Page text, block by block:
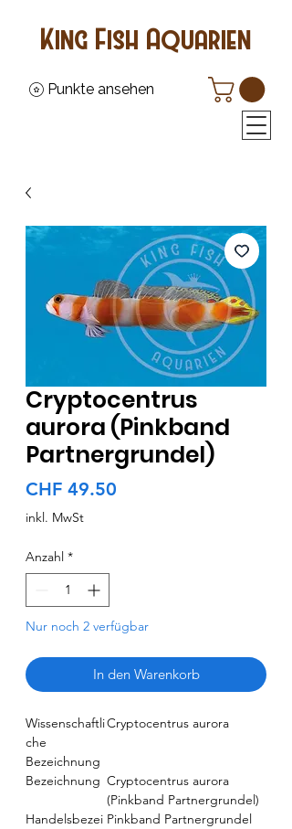
Punkte ansehen
King Fish Aquarien
Cryptocentrus
aurora (Pinkband
Partnergrundel)
CHF 49.50
inkl. MwSt
Anzahl *
Nur noch 2 verfügbar
In den Warenkorb
Wissenschaftli
che
Bezeichnung
Cryptocentrus aurora
Bezeichnung Cryptocentrus aurora
(Pinkband Partnergrundel)
Handelsbezei Pinkband Partnergrundel